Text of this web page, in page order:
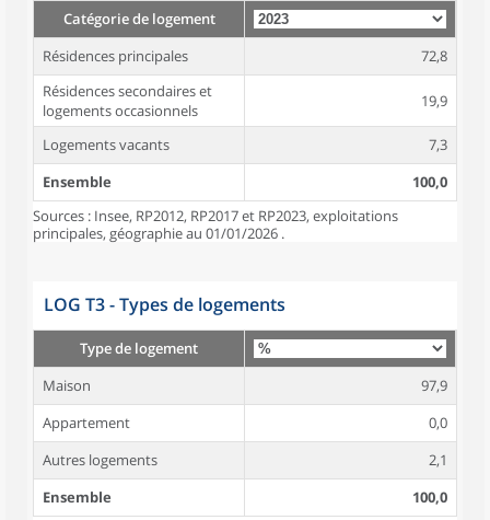
Catégorie de logement
Résidences principales
72,8
Résidences secondaires et
logements occasionnels
19,9
Logements vacants
7,3
Ensemble
100,0
Sources : Insee, RP2012, RP2017 et RP2023, exploitations
principales, géographie au 01/01/2026 .
LOG T3 - Types de logements
Type de logement
Maison
97,9
Appartement
0,0
Autres logements
2,1
Ensemble
100,0